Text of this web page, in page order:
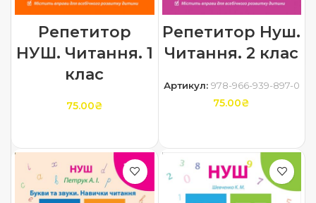
Репетитор
НУШ. Читання. 1
клас
75.00₴
Репетитор Нуш.
Читання. 2 клас
Артикул: 978-966-939-897-0
75.00₴